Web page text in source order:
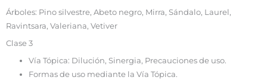
Árboles: Pino silvestre, Abeto negro, Mirra, Sándalo, Laurel,
Ravintsara, Valeriana, Vetiver
Clase 3
Vía Tópica: Dilución, Sinergia, Precauciones de uso.
Formas de uso mediante la Vía Tópica.